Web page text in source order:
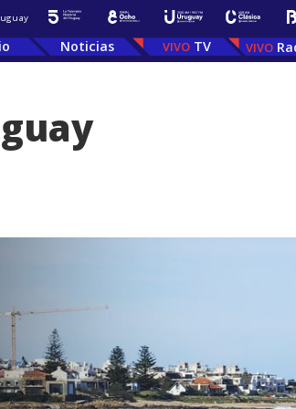
Noticias TV